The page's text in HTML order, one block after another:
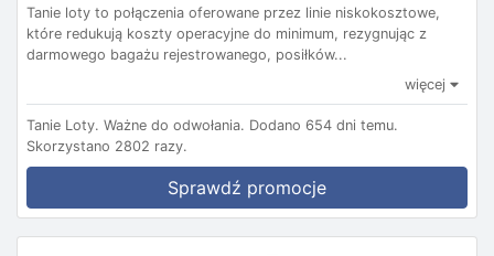
Tanie loty to połączenia oferowane przez linie niskokosztowe,
które redukują koszty operacyjne do minimum, rezygnując z
darmowego bagażu rejestrowanego, posiłków...
więcej
Tanie Loty. Ważne do odwołania. Dodano 654 dni temu.
Skorzystano 2802 razy.
Sprawdź promocje